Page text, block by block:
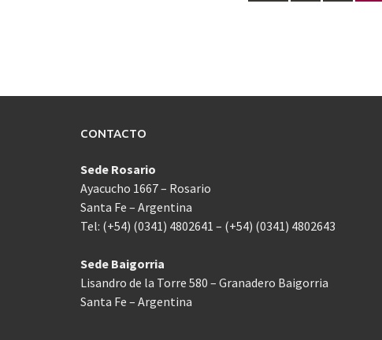
CONTACTO
Sede Rosario
Ayacucho 1667 – Rosario
Santa Fe – Argentina
Tel: (+54) (0341) 4802641 – (+54) (0341) 4802643
Sede Baigorria
Lisandro de la Torre 580 – Granadero Baigorria
Santa Fe – Argentina